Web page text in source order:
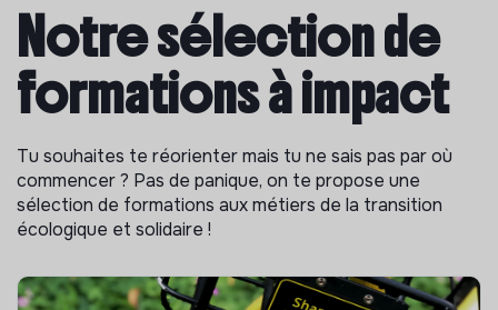
Notre sélection de
formations à impact
Tu souhaites te réorienter mais tu ne sais pas par où
commencer ? Pas de panique, on te propose une
sélection de formations aux métiers de la transition
écologique et solidaire !